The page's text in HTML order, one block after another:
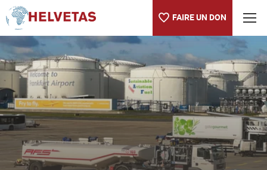
FAIRE UN DON
Table des matières
Aviation internationale: atterrissage en douceur ou crash?